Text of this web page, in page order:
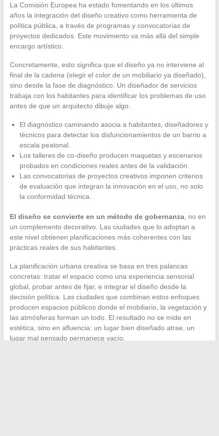
La Comisión Europea ha estado fomentando en los últimos
años la integración del diseño creativo como herramienta de
política pública, a través de programas y convocatorias de
proyectos dedicados. Este movimiento va más allá del simple
encargo artístico.
Concretamente, esto significa que el diseño ya no interviene al
final de la cadena (elegir el color de un mobiliario ya diseñado),
sino desde la fase de diagnóstico. Un diseñador de servicios
trabaja con los habitantes para identificar los problemas de uso
antes de que un arquitecto dibuje algo.
El diagnóstico caminando asocia a habitantes, diseñadores y
técnicos para detectar los disfuncionamientos de un barrio a
escala peatonal.
Los talleres de co-diseño producen maquetas y escenarios
probados en condiciones reales antes de la validación.
Las convocatorias de proyectos creativos imponen criterios
de evaluación que integran la innovación en el uso, no solo
la conformidad técnica.
El diseño se convierte en un método de gobernanza, no en
un complemento decorativo. Las ciudades que lo adoptan a
este nivel obtienen planificaciones más coherentes con las
prácticas reales de sus habitantes.
La planificación urbana creativa se basa en tres palancas
concretas: tratar el espacio como una experiencia sensorial
global, probar antes de fijar, e integrar el diseño desde la
decisión política. Las ciudades que combinan estos enfoques
producen espacios públicos donde el mobiliario, la vegetación y
las atmósferas forman un todo. El resultado no se mide en
estética, sino en afluencia: un lugar bien diseñado atrae, un
lugar mal pensado permanece vacío.